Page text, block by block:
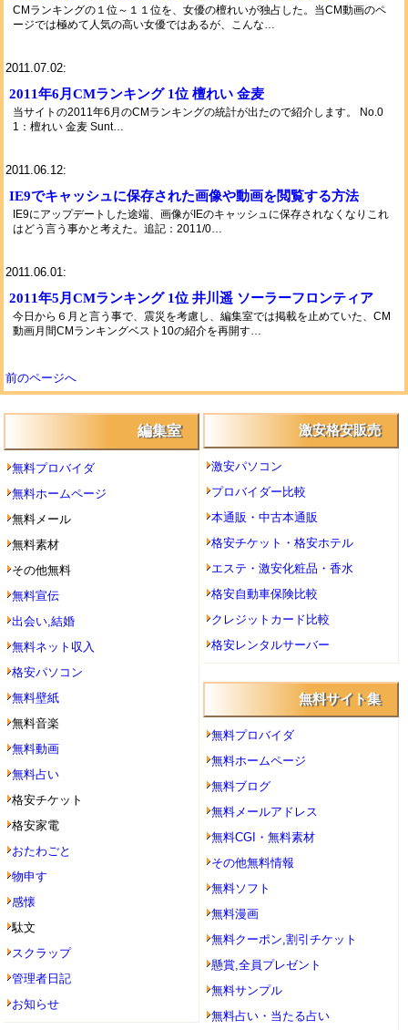
CMランキングの１位～１１位を、女優の檀れいが独占した。当CM動画のペ
ージでは極めて人気の高い女優ではあるが、こんな…
2011.07.02:
2011年6月CMランキング 1位 檀れい 金麦
当サイトの2011年6月のCMランキングの統計が出たので紹介します。 No.0
1：檀れい 金麦 Sunt…
2011.06.12:
IE9でキャッシュに保存された画像や動画を閲覧する方法
IE9にアップデートした途端、画像がIEのキャッシュに保存されなくなりこれ
はどう言う事かと考えた。追記：2011/0…
2011.06.01:
2011年5月CMランキング 1位 井川遥 ソーラーフロンティア
今日から６月と言う事で、震災を考慮し、編集室では掲載を止めていた、CM
動画月間CMランキングベスト10の紹介を再開す…
前のページへ
編集室
無料プロバイダ
無料ホームページ
無料メール
無料素材
その他無料
無料宣伝
出会い,結婚
無料ネット収入
格安パソコン
無料壁紙
無料音楽
無料動画
無料占い
格安チケット
格安家電
おたわごと
物申す
感懐
駄文
スクラップ
管理者日記
お知らせ
激安格安販売
激安パソコン
プロバイダー比較
本通販・中古本通販
格安チケット・格安ホテル
エステ・激安化粧品・香水
格安自動車保険比較
クレジットカード比較
格安レンタルサーバー
無料サイト集
無料プロバイダ
無料ホームページ
無料ブログ
無料メールアドレス
無料CGI・無料素材
その他無料情報
無料ソフト
無料漫画
無料クーポン,割引チケット
懸賞,全員プレゼント
無料サンプル
無料占い・当たる占い